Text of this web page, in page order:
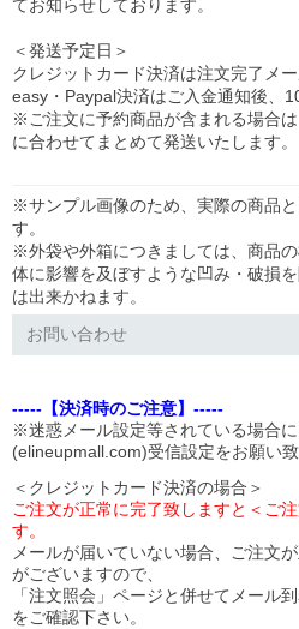
てお知らせしております。
＜発送予定日＞
クレジットカード決済は注文完了メ
easy・Paypal決済はご入金通知後、
※ご注文に予約商品が含まれる場合
に合わせてまとめて発送いたします。
※サンプル画像のため、実際の商品
す。
※外袋や外箱につきましては、商品
体に影響を及ぼすような凹み・破損
は出来かねます。
お問い合わせ
-----【決済時のご注意】-----
※迷惑メール設定等されている場合
(elineupmall.com)受信設定をお願い致
＜クレジットカード決済の場合＞
ご注文が正常に完了致しますと＜ご
す。
メールが届いていない場合、ご注文
がございますので、
「注文照会」ページと併せてメール
をご確認下さい。